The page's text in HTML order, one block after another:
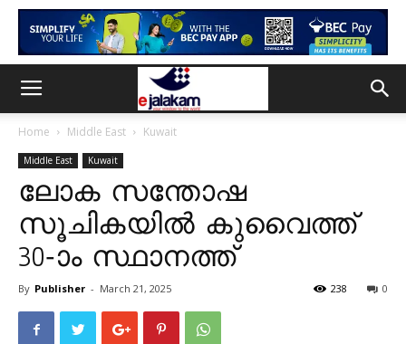
Home Middle East Kuwait
Middle East Kuwait
ലോക സന്തോഷ
സൂചികയിൽ കുവൈത്ത്
30-ാം സ്ഥാനത്ത്
By Publisher - March 21, 2025 0
238